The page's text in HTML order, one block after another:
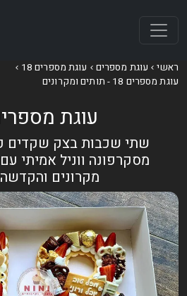
ראשי עוגת מספרים
עוגת מספרים 18
עוגת מספרים 18 - תותים ומקרונים
עוגת מספרים
שתי שכבות בצק שקדים
מסקרפונה ווניל אמיתי
מקרונים והקדשה